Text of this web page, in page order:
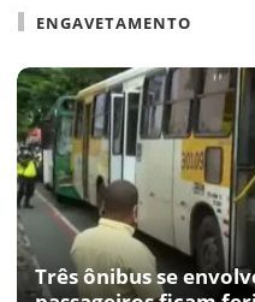
ENGAVETAMENTO
Três ônibus se